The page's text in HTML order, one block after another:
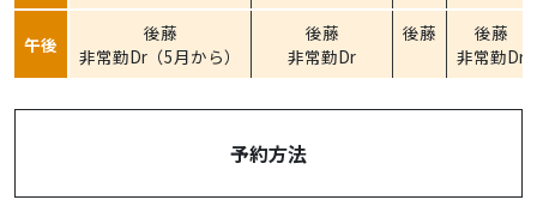
午後
後藤
非常勤Dr（5月から）
後藤
非常勤Dr
後藤
後藤
非常勤Dr
予約方法